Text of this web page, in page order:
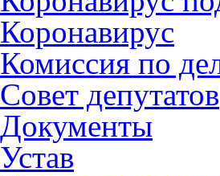
Коронавирус
Комиссия по
Совет депутатов
Документы
Устав